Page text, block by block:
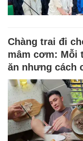
Chàng trai đi
mâm cơm: Mỗi
ăn nhưng cách